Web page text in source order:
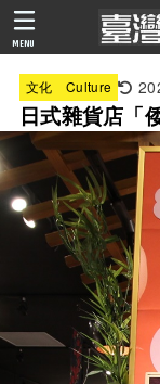
MENU
文化 Culture
日式雜貨店「